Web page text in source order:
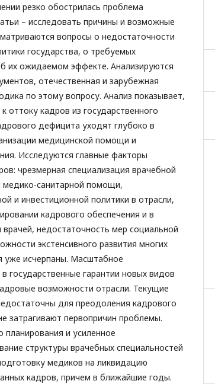
резко обострилась проблема
– исследовать причины и возможные
вопросы о недостаточности
государства, о требуемых
их ожидаемом эффекте. Анализируются
отечественная и зарубежная
по этому вопросу. Анализ показывает,
оттоку кадров из государственного
дефицита уходят глубоко в
медицинской помощи и
Исследуются главные факторы
чрезмерная специализация врачебной
медико-санитарной помощи,
и инвестиционной политики в отрасли,
кадрового обеспечения и в
врачей, недостаточность мер социальной
экстенсивного развития многих
уже исчерпаны. Масштабное
государственные гарантии новых видов
возможности отрасли. Текущие
для преодоления кадрового
затрагивают первопричин проблемы.
планирования и усиленное
структуры врачебных специальностей
медиков на ликвидацию
кадров, причем в ближайшие годы.